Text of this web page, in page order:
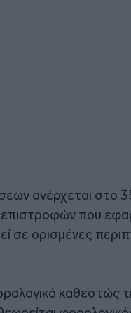
ανέρχεται στο
που
σε ορισμένες
καθεστώς